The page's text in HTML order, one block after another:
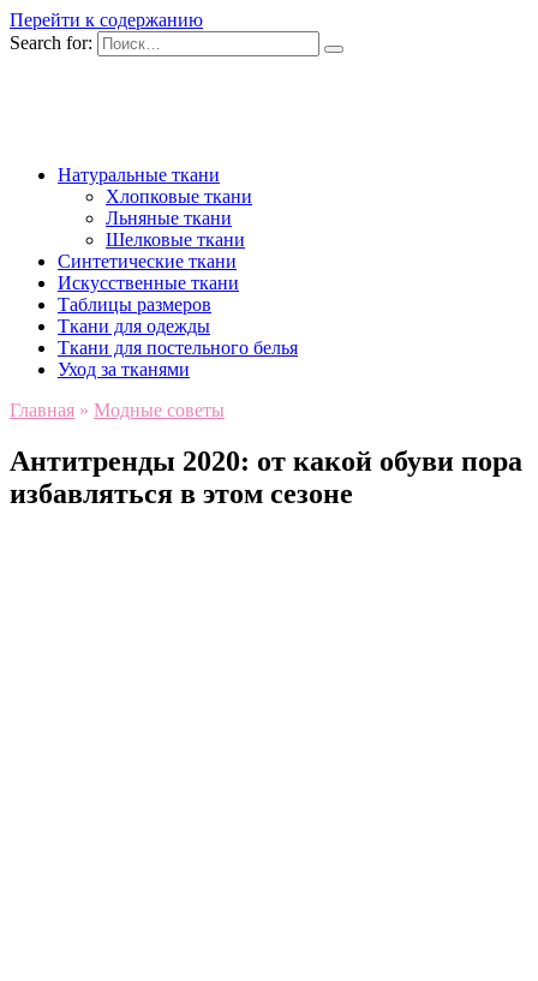
Перейти к содержанию
Search for:
Натуральные ткани
Хлопковые ткани
Льняные ткани
Шелковые ткани
Синтетические ткани
Искусственные ткани
Таблицы размеров
Ткани для одежды
Ткани для постельного белья
Уход за тканями
Главная » Модные советы
Антитренды 2020: от какой обуви пора
избавляться в этом сезоне